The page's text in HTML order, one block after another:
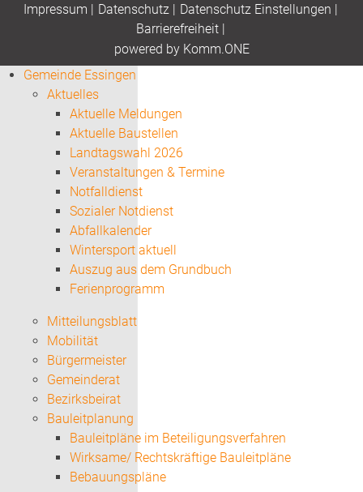
Impressum | Datenschutz| Datenschutz Einstellungen |
Barrierefreiheit|
powered by Komm.ONE
Gemeinde Essingen
Aktuelles
Aktuelle Meldungen
Aktuelle Baustellen
Landtagswahl 2026
Veranstaltungen & Termine
Notfalldienst
Sozialer Notdienst
Abfallkalender
Wintersport aktuell
Auszug aus dem Grundbuch
Ferienprogramm
Mitteilungsblatt
Mobilität
Bürgermeister
Gemeinderat
Bezirksbeirat
Bauleitplanung
Bauleitpläne im Beteiligungsverfahren
Wirksame/ Rechtskräftige Bauleitpläne
Bebauungspläne